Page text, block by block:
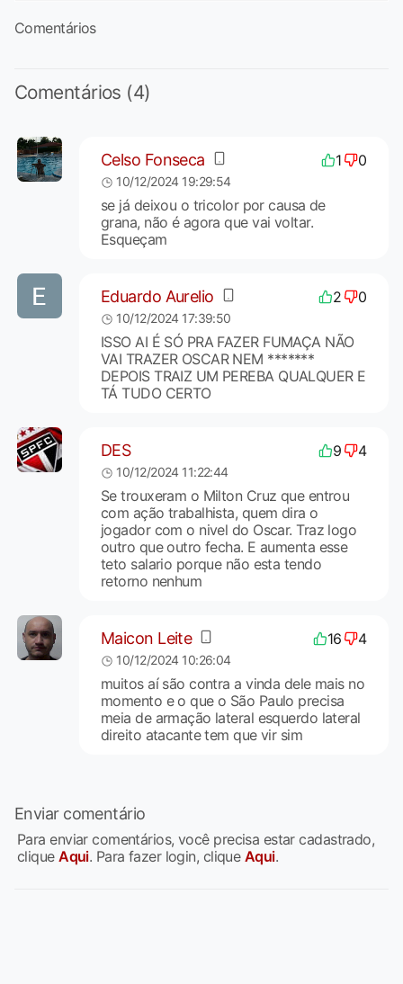
Comentários
Comentários (4)
Celso Fonseca 1 0
10/12/2024 19:29:54
se já deixou o tricolor por causa de
grana, não é agora que vai voltar.
Esqueçam
Eduardo Aurelio 2 0
10/12/2024 17:39:50
ISSO AI É SÓ PRA FAZER FUMAÇA NÃO
VAI TRAZER OSCAR NEM *******
DEPOIS TRAIZ UM PEREBA QUALQUER E
TÁ TUDO CERTO
DES 9 4
10/12/2024 11:22:44
Se trouxeram o Milton Cruz que entrou
com ação trabalhista, quem dira o
jogador com o nivel do Oscar. Traz logo
outro que outro fecha. E aumenta esse
teto salario porque não esta tendo
retorno nenhum
Maicon Leite 16 4
10/12/2024 10:26:04
muitos aí são contra a vinda dele mais no
momento e o que o São Paulo precisa
meia de armação lateral esquerdo lateral
direito atacante tem que vir sim
Enviar comentário
Para enviar comentários, você precisa estar cadastrado,
cliqueAqui. Para fazer login, clique Aqui.